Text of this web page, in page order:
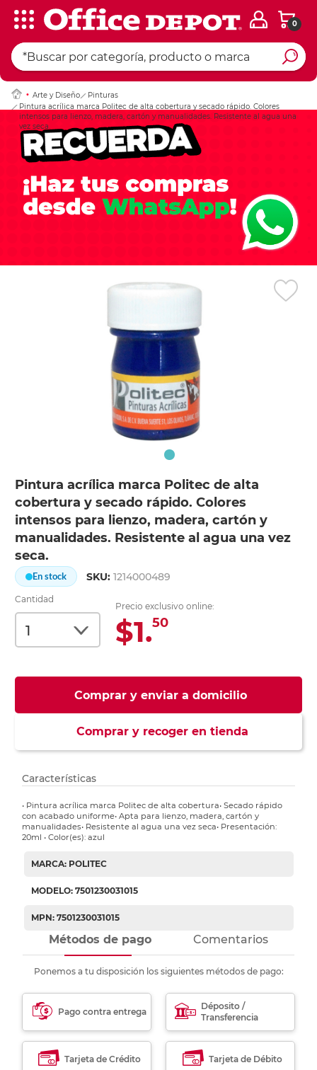
0
Arte y Diseño
Pinturas
Pintura acrílica marca Politec de alta cobertura y secado rápido. Colores
intensos para lienzo, madera, cartón y manualidades. Resistente al agua una
vez seca.
Pintura acrílica marca Politec de alta
cobertura y secado rápido. Colores
intensos para lienzo, madera, cartón y
manualidades. Resistente al agua una vez
seca.
En stock SKU:1214000489
Cantidad
Precio exclusivo online:
$1.50
Comprar y enviar a domicilio
Comprar y recoger en tienda
Ingresar Codigo
Características
• Pintura acrílica marca Politec de alta cobertura• Secado rápido
con acabado uniforme• Apta para lienzo, madera, cartón y
manualidades• Resistente al agua una vez seca• Presentación:
20ml • Color(es): azul
MARCA: POLITEC
MODELO: 7501230031015
MPN: 7501230031015
Métodos de pago Comentarios
Ponemos a tu disposición los siguientes métodos de pago:
Pago contra entrega
Déposito /
Transferencia
Tarjeta de Crédito Tarjeta de Débito